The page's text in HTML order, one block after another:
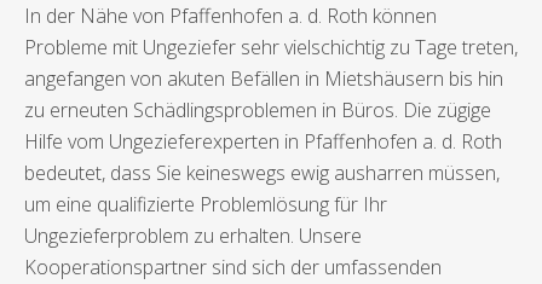
In der Nähe von Pfaffenhofen a. d. Roth können
Probleme mit Ungeziefer sehr vielschichtig zu Tage treten,
angefangen von akuten Befällen in Mietshäusern bis hin
zu erneuten Schädlingsproblemen in Büros. Die zügige
Hilfe vom Ungezieferexperten in Pfaffenhofen a. d. Roth
bedeutet, dass Sie keineswegs ewig ausharren müssen,
um eine qualifizierte Problemlösung für Ihr
Ungezieferproblem zu erhalten. Unsere
Kooperationspartner sind sich der umfassenden